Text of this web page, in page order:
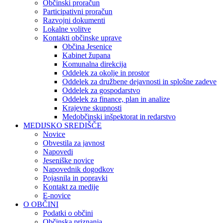
Občinski proračun
Participativni proračun
Razvojni dokumenti
Lokalne volitve
Kontakti občinske uprave
Občina Jesenice
Kabinet župana
Komunalna direkcija
Oddelek za okolje in prostor
Oddelek za družbene dejavnosti in splošne zadeve
Oddelek za gospodarstvo
Oddelek za finance, plan in analize
Krajevne skupnosti
Medobčinski inšpektorat in redarstvo
MEDIJSKO SREDIŠČE
Novice
Obvestila za javnost
Napovedi
Jeseniške novice
Napovednik dogodkov
Pojasnila in popravki
Kontakt za medije
E-novice
O OBČINI
Podatki o občini